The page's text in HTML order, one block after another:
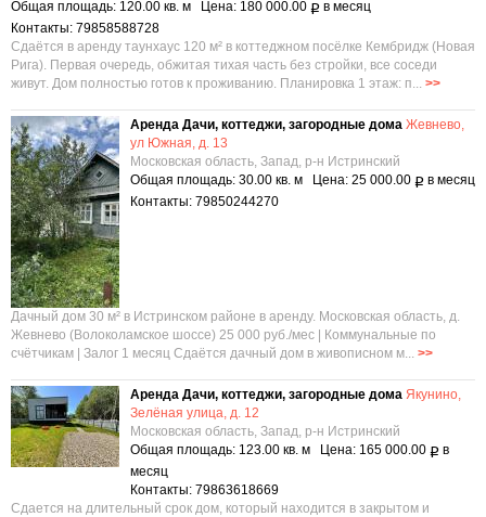
Общая площадь: 120.00 кв. м Цена: 180 000.00 Р в месяц
Контакты: 79858588728
Сдаётся в аренду таунхаус 120 м² в коттеджном посёлке Кембридж (Новая
Рига). Первая очередь, обжитая тихая часть без стройки, все соседи
живут. Дом полностью готов к проживанию. Планировка 1 этаж: п... >>
Аренда Дачи, коттеджи, загородные дома Жевнево,
ул Южная, д. 13
Московская область, Запад, р-н Истринский
Общая площадь: 30.00 кв. м Цена: 25 000.00 Р в месяц
Контакты: 79850244270
Дачный дом 30 м² в Истринском районе в аренду. Московская область, д.
Жевнево (Волоколамское шоссе) 25 000 руб./мес | Коммунальные по
счётчикам | Залог 1 месяц Сдаётся дачный дом в живописном м... >>
Аренда Дачи, коттеджи, загородные дома Якунино,
Зелёная улица, д. 12
Московская область, Запад, р-н Истринский
Общая площадь: 123.00 кв. м Цена: 165 000.00 Р в
месяц
Контакты: 79863618669
Cдаетcя нa длительный сpок дом, котоpый наxодится в зaкpытoм и